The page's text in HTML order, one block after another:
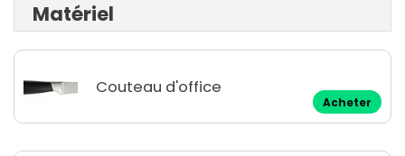
Matériel
Couteau d'office
Acheter